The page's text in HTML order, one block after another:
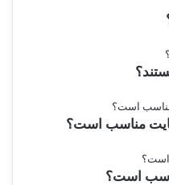
مناسب است؟
است؟